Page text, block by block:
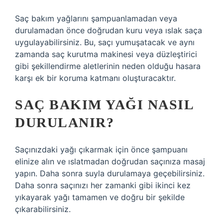
Saç bakım yağlarını şampuanlamadan veya
durulamadan önce doğrudan kuru veya ıslak saça
uygulayabilirsiniz. Bu, saçı yumuşatacak ve aynı
zamanda saç kurutma makinesi veya düzleştirici
gibi şekillendirme aletlerinin neden olduğu hasara
karşı ek bir koruma katmanı oluşturacaktır.
SAÇ BAKIM YAĞI NASIL
DURULANIR?
Saçınızdaki yağı çıkarmak için önce şampuanı
elinize alın ve ıslatmadan doğrudan saçınıza masaj
yapın. Daha sonra suyla durulamaya geçebilirsiniz.
Daha sonra saçınızı her zamanki gibi ikinci kez
yıkayarak yağı tamamen ve doğru bir şekilde
çıkarabilirsiniz.